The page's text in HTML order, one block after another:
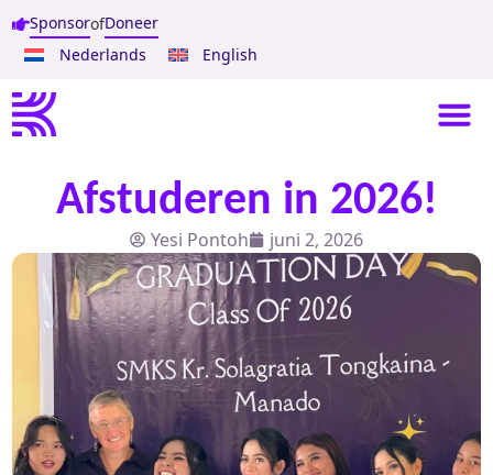
SponsorofDoneer
Nederlands
English
Afstuderen in 2026!
Yesi Pontoh juni 2, 2026